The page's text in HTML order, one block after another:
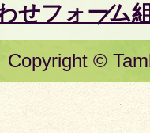
せフォーム
Copyright ©